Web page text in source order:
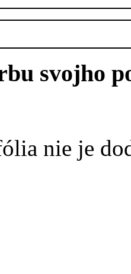
svojho
nie je